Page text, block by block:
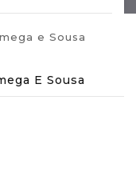
E Sousa